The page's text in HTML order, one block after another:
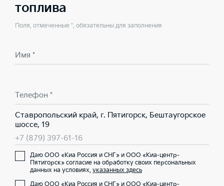
топлива
Поля, отмеченные *, обязательны для заполнения
Имя *
Телефон *
Ставропольский край, г. Пятигорск, Бештаугорское
шоссе, 19
+7 (879) 397-61-16
Даю ООО «Киа Россия и СНГ» и ООО «Киа-центр-
Пятигорск» согласие на обработку своих персональных
данных на условиях, указанных здесь
Даю ООО «Киа Россия и СНГ» и ООО «Киа-центр-